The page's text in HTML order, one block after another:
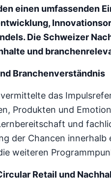
einen umfassenden
Die Schweizer
und
Branchenverständnis
das
Produkten und
und
der Chancen
weiteren
Retail und